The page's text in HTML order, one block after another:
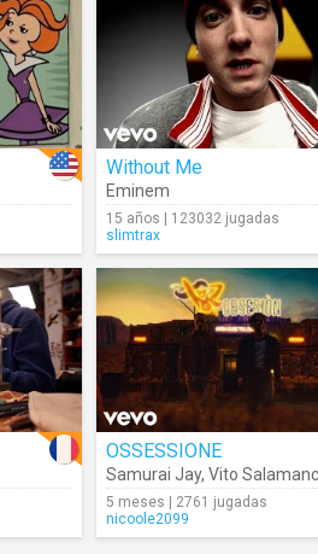
Without Me
Eminem
15 años | 123032 jugadas
slimtrax
OSSESSIONE
Samurai Jay, Vito
5 meses | 2761 jugadas
nicoole2099